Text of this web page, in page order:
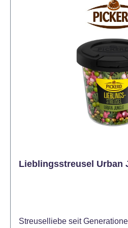
Dadurch kann es bei warmen
Versandweg zu einer
Lieblingsstreusel Urban
Streuselliebe seit